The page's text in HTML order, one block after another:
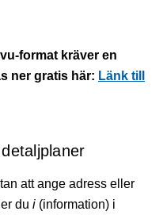
format kräver en
ner gratis här: Länk till
att ange adress eller
du i (information) i